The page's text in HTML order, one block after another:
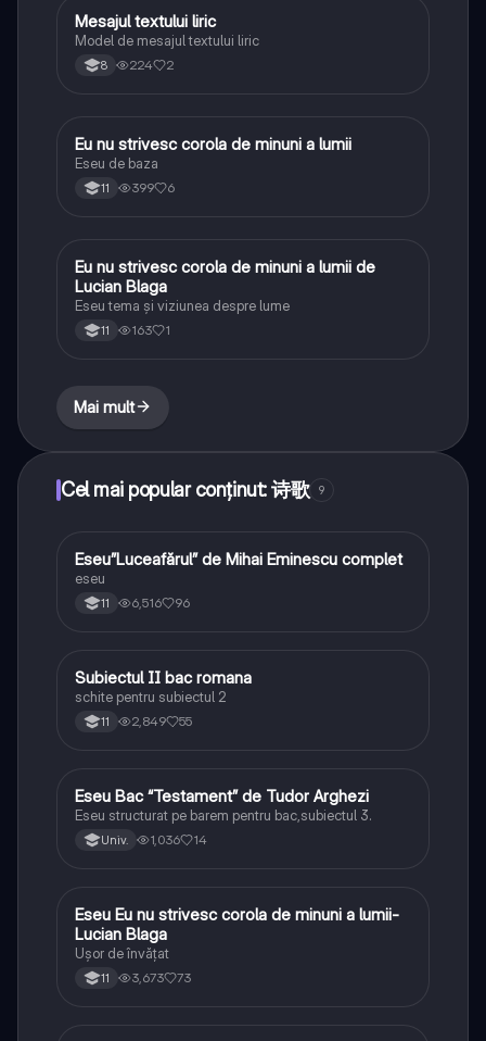
Limba și literatura română
Mesajul textului liric
Model de mesajul textului liric
8 224 2
Limba și literatura română
Eu nu strivesc corola de minuni a lumii
Eseu de baza
11 399 6
Limba și literatura română
Eu nu strivesc corola de minuni a lumii de
Lucian Blaga
Eseu tema și viziunea despre lume
11 163 1
Mai mult
Cel mai popular conținut: 诗歌 9
Limba și literatura română
Eseu”Luceafărul” de Mihai Eminescu complet
eseu
11 6,516 96
Limba și literatura română
Subiectul II bac romana
schite pentru subiectul 2
11 2,849 55
Limba și literatura română
Eseu Bac “Testament” de Tudor Arghezi
Eseu structurat pe barem pentru bac,subiectul 3.
Univ. 1,036 14
Limba și literatura română
Eseu Eu nu strivesc corola de minuni a lumii-
Lucian Blaga
Ușor de învățat
11 3,673 73